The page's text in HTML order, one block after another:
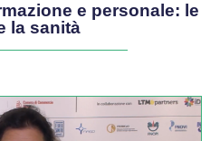
e personale: le
la sanità